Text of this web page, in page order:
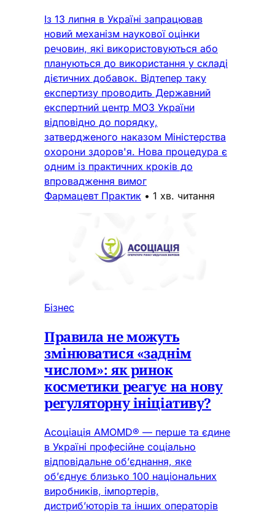
Із 13 липня в Україні запрацював
новий механізм наукової оцінки
речовин, які використовуються або
плануються до використання у складі
дієтичних добавок. Відтепер таку
експертизу проводить Державний
експертний центр МОЗ України
відповідно до порядку,
затвердженого наказом Міністерства
охорони здоров'я. Нова процедура є
одним із практичних кроків до
впровадження вимог
Фармацевт Практик • 1 хв. читання
Бізнес
Правила не можуть
змінюватися «заднім
числом»: як ринок
косметики реагує на нову
регуляторну ініціативу?
Асоціація AMOMD® — перше та єдине
в Україні професійне соціально
відповідальне об’єднання, яке
об’єднує близько 100 національних
виробників, імпортерів,
дистриб’юторів та інших операторів